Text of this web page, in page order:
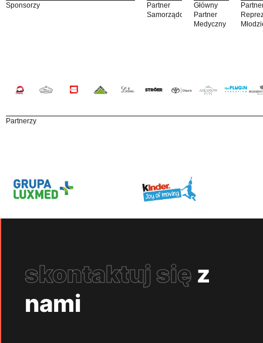
Sponsorzy
Partner
Samorządowy
Główny
Partner
Medyczny
Partnerzy
skontaktuj się z
nami